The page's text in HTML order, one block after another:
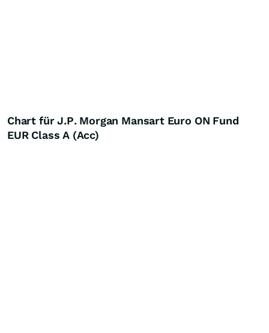
Chart für J.P. Morgan Mansart Euro ON Fund
EUR Class A (Acc)